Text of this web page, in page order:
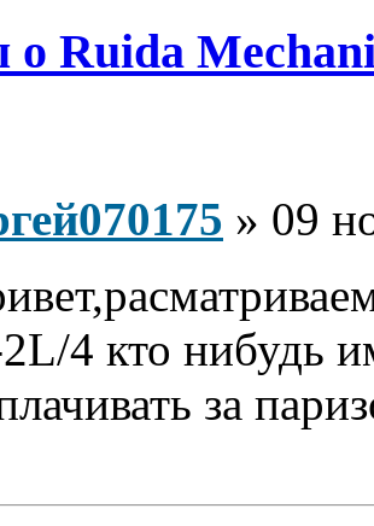
о Ruida
» 09
4 кто нибудь
за